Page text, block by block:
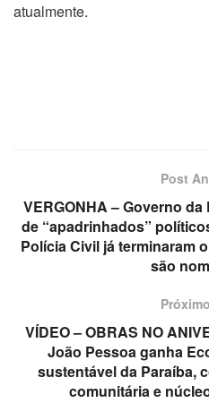
atualmente.
Post
VERGONHA – Governo
de “apadrinhados”
Polícia Civil já terminaram
são
VÍDEO – OBRAS NO
João Pessoa ganha
sustentável da Paraíba,
comunitária e